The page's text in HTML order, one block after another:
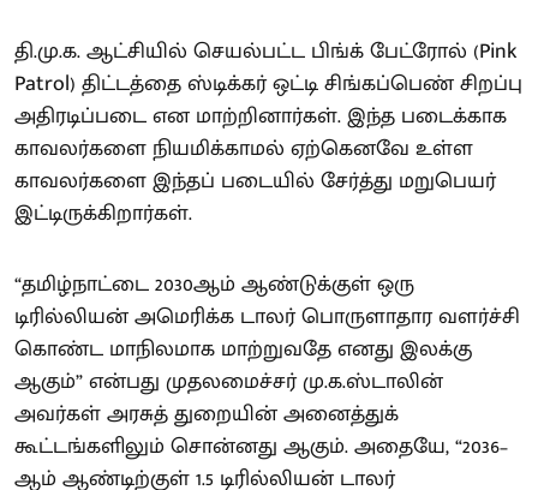
தி.மு.க. ஆட்சியில் செயல்பட்ட பிங்க் பேட்ரோல் (Pink
Patrol) திட்டத்தை ஸ்டிக்கர் ஒட்டி சிங்கப்பெண் சிறப்பு
அதிரடிப்படை என மாற்றினார்கள். இந்த படைக்காக
காவலர்களை நியமிக்காமல் ஏற்கெனவே உள்ள
காவலர்களை இந்தப் படையில் சேர்த்து மறுபெயர்
இட்டிருக்கிறார்கள்.
“தமிழ்நாட்டை 2030ஆம் ஆண்டுக்குள் ஒரு
டிரில்லியன் அமெரிக்க டாலர் பொருளாதார வளர்ச்சி
கொண்ட மாநிலமாக மாற்றுவதே எனது இலக்கு
ஆகும்” என்பது முதலமைச்சர் மு.க.ஸ்டாலின்
அவர்கள் அரசுத் துறையின் அனைத்துக்
கூட்டங்களிலும் சொன்னது ஆகும். அதையே, “2036–
ஆம் ஆண்டிற்குள் 1.5 டிரில்லியன் டாலர்